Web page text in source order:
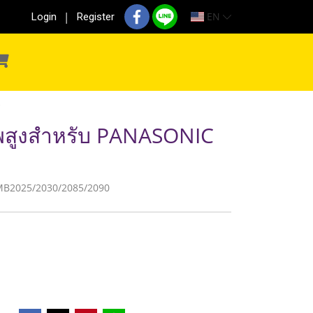
Login Register EN
สำหรับ PANASONIC
2030/2085/2090